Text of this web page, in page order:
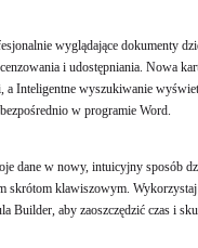
wyglądające dokumenty
i udostępniania. Nowa
a Inteligentne wyszukiwanie
w programie Word.
dane w nowy, intuicyjny sposób
skrótom klawiszowym.
Builder, aby zaoszczędzić czas i